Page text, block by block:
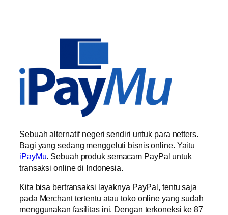
Sebuah alternatif negeri sendiri untuk para netters.
Bagi yang sedang menggeluti bisnis online. Yaitu
iPayMu. Sebuah produk semacam PayPal untuk
transaksi online di Indonesia.
Kita bisa bertransaksi layaknya PayPal, tentu saja
pada Merchant tertentu atau toko online yang sudah
menggunakan fasilitas ini. Dengan terkoneksi ke 87